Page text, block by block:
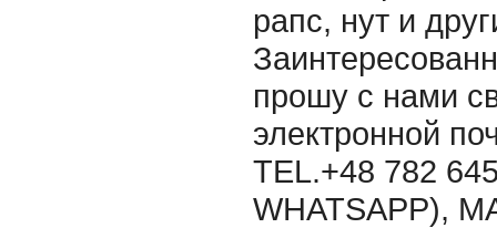
рапс, нут и
прошу с нами
электронной
TEL.+48 782
WHATSAPP),